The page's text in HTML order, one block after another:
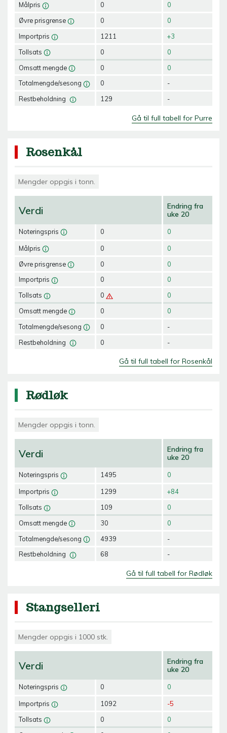
Målpris
Øvre prisgrense
Importpris
Tollsats
Omsatt mengde
Totalmengde/sesong
Restbeholdning
0
0
1211
0
0
0
129
0
0
+3
0
0
-
-
Gå til full tabell for Purre
Rosenkål
Mengder oppgis i tonn.
Verdi
Noteringspris
Målpris
Øvre prisgrense
Importpris
Tollsats
Omsatt mengde
Totalmengde/sesong
Restbeholdning
0
0
0
0
0
0
0
0
Endring fra
uke 20
0
0
0
0
0
0
-
-
Gå til full tabell for Rosenkål
Rødløk
Mengder oppgis i tonn.
Verdi
Noteringspris
Importpris
Tollsats
Omsatt mengde
Totalmengde/sesong
Restbeholdning
1495
1299
109
30
4939
68
Endring fra
uke 20
0
+84
0
0
-
-
Gå til full tabell for Rødløk
Stangselleri
Mengder oppgis i 1000 stk.
Verdi
Noteringspris
Importpris
Tollsats
0
1092
0
Endring fra
uke 20
0
-5
0